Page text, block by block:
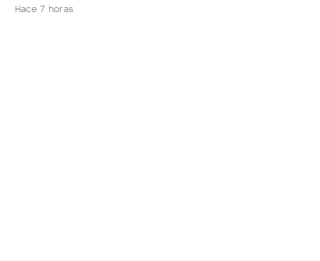
Hace 7 horas